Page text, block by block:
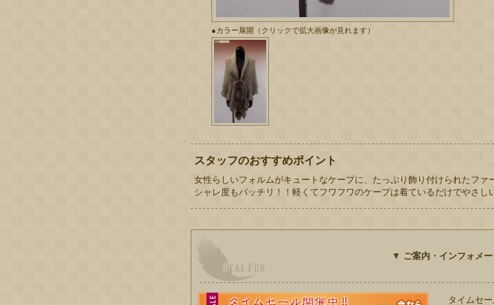
●カラー展開（クリックで拡大画像が見れます）
スタッフのおすすめポイント
女性らしいフォルムがキュートなケープに、たっぷり飾り付けられたフ
シャレ度もバッチリ！！軽くてフワフワのケープは着ているだけでやさし
▼ ご案内・インフォメ
タイムセ